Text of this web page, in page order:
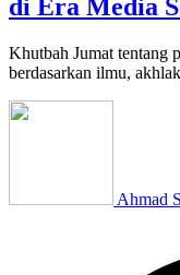
di Era Media
Khutbah Jumat tentang
berdasarkan ilmu,
Ahmad